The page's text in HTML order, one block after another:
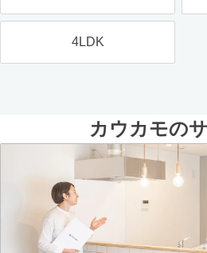
4LDK
カウカモの